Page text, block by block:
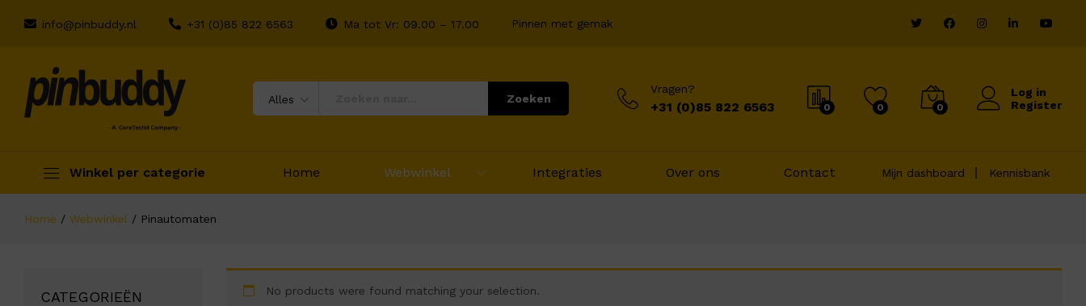
info@pinbuddy.nl +31 (0)85 822 6563 Ma tot Vr: 09.00 – 17.00 Pinnen met gemak
Alles Zoeken
Vragen?
+31 (0)85 822 6563 0 0 0
Log in
Register
Winkel per categorie Home Webwinkel Integraties Over ons Contact Mijn dashboard Kennisbank
Home / Webwinkel / Pinautomaten
No products were found matching your selection.
CATEGORIEËN